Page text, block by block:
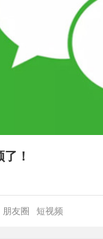
！
朋友圈 短视频